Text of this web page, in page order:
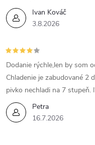
Ivan Kováč
3.8.2026
Petra
16.7.2026
Dodanie rýchle,len by som
Chladenie je zabudované 2
pivko nechladi na 7 stupeň.